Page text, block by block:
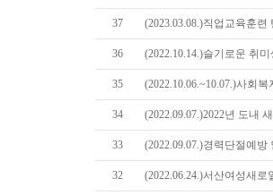
37 (2023.03.08.)직업교육훈
36 (2022.10.14.)슬기로운 취
35 (2022.10.06.~10.07.)사회
34 (2022.09.07.)2022년 도내
33 (2022.09.07.)경력단절예
32 (2022.06.24.)서산여성새